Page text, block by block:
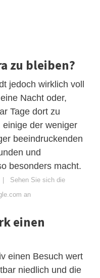
zu bleiben?
jedoch wirklich voll
Nacht oder,
Tage dort zu
einige der weniger
beeindruckenden
und
besonders macht.
Sehen Sie sich die
an
einen
einen Besuch wert
niedlich und die